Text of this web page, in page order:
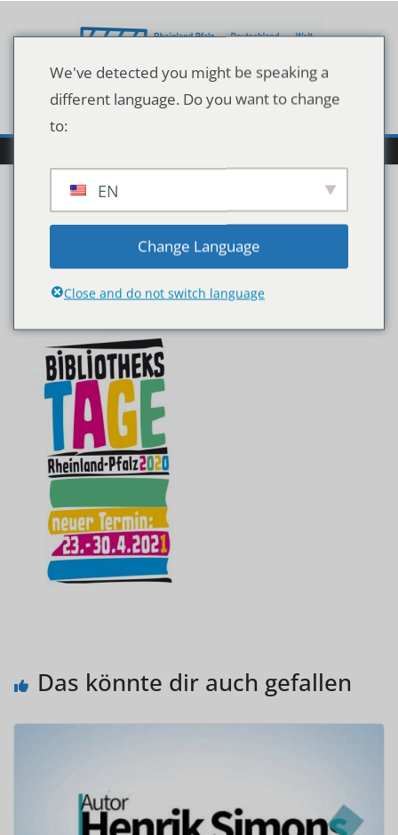
Inhalt
BiblioTage_Logo2021_RG
B_72dpi
Das könnte dir auch gefallen
We've detected you might be speaking a
different language. Do you want to change
to:
EN
Change Language
Close and do not switch language